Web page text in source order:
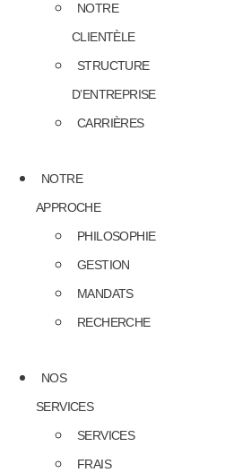
NOTRE
CLIENTÈLE
STRUCTURE
D’ENTREPRISE
CARRIÈRES
NOTRE
APPROCHE
PHILOSOPHIE
GESTION
MANDATS
RECHERCHE
NOS
SERVICES
SERVICES
FRAIS